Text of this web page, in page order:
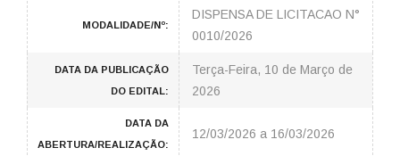
MODALIDADE/Nº:
DISPENSA DE LICITACAO N°
0010/2026
DATA DA PUBLICAÇÃO
DO EDITAL:
Terça-Feira, 10 de Março de
2026
DATA DA
ABERTURA/REALIZAÇÃO:
12/03/2026 a 16/03/2026